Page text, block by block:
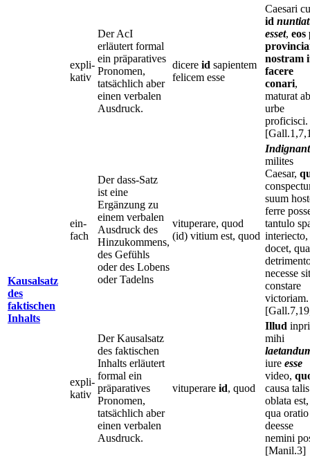
expli-
kativ
Der AcI
erläutert formal
ein präparatives
Pronomen,
tatsächlich aber
einen verbalen
Ausdruck.
dicere id sapientem
felicem esse
Caesari
id
esset, eos
nostram
facere
conari,
maturat ab
urbe
proficisci.
Kausalsatz
des
faktischen
Inhalts
ein-
fach
Der dass-Satz
ist eine
Ergänzung zu
einem verbalen
Ausdruck des
Hinzukommens,
des Gefühls
oder des Lobens
oder Tadelns
vituperare, quod
(id) vitium est, quod
milites
Caesar,
suum
ferre
tantulo
interiecto,
docet,
necesse sit
constare
victoriam.
expli-
kativ
Der Kausalsatz
des faktischen
Inhalts erläutert
formal ein
präparatives
Pronomen,
tatsächlich aber
einen verbalen
Ausdruck.
vituperare id, quod
Illud
mihi
iure esse
video,
causa talis
oblata
qua oratio
deesse
nemini
[Manil.3]